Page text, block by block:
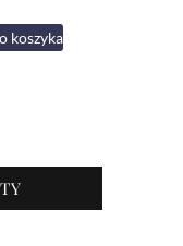
koszyka